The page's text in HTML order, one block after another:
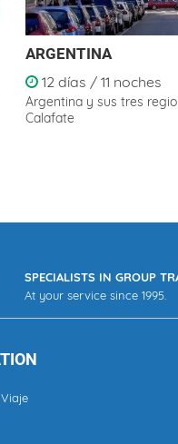
ARGENTINA
12 días / 11 noches
Argentina y sus tres
Calafate
SPECIALISTS IN GROUP
At your service since 1995.